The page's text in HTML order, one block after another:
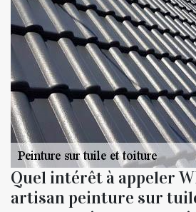
Quel intérêt à appeler
artisan peinture sur